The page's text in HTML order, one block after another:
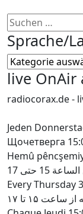
Suchen
nach:
Sprache/
Sprache/
Мова
live OnAir
radiocorax.de -
Jeden
Щочетверга
Hemû
حتى 17
Every Thursday
۱۵ تا ۱۷